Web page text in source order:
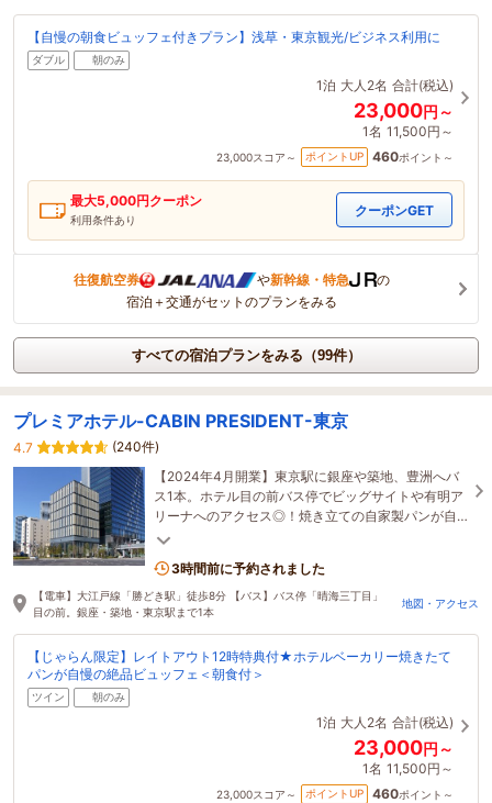
【自慢の朝食ビュッフェ付きプラン】浅草・東京観光/ビジネス利用に
ダブル 朝のみ
1泊 大人2名 合計(税込)
23,000円～
1名 11,500円～
23,000スコア～ ポイントUP 460ポイント～
最大5,000円クーポン
利用条件あり
クーポンGET
往復航空券 や新幹線・特急
の
宿泊＋交通がセットのプランをみる
すべての宿泊プランをみる（99件）
プレミアホテル-CABIN PRESIDENT-東京
4.7
(240件)
【2024年4月開業】東京駅に銀座や築地、豊洲へバ
ス1本。ホテル目の前バス停でビッグサイトや有明ア
リーナへのアクセス◎！焼き立ての自家製パンが自
慢の朝食ブッフェにあったら嬉しいが揃うアメニテ
3時間前に予約されました
【電車】大江戸線「勝どき駅」徒歩8分 【バス】バス停「晴海三丁目」
目の前。銀座・築地・東京駅まで1本
地図・アクセス
【じゃらん限定】レイトアウト12時特典付★ホテルベーカリー焼きたて
パンが自慢の絶品ビュッフェ＜朝食付＞
ツイン 朝のみ
1泊 大人2名 合計(税込)
23,000円～
1名 11,500円～
23,000スコア～ ポイントUP 460ポイント～